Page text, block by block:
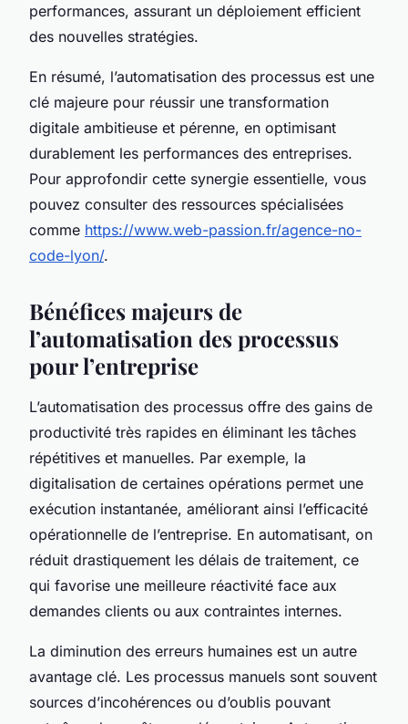
performances, assurant un déploiement efficient
des nouvelles stratégies.
En résumé, l’automatisation des processus est une
clé majeure pour réussir une transformation
digitale ambitieuse et pérenne, en optimisant
durablement les performances des entreprises.
Pour approfondir cette synergie essentielle, vous
pouvez consulter des ressources spécialisées
comme https://www.web-passion.fr/agence-no-
code-lyon/.
Bénéfices majeurs de
l’automatisation des processus
pour l’entreprise
L’automatisation des processus offre des gains de
productivité très rapides en éliminant les tâches
répétitives et manuelles. Par exemple, la
digitalisation de certaines opérations permet une
exécution instantanée, améliorant ainsi l’efficacité
opérationnelle de l’entreprise. En automatisant, on
réduit drastiquement les délais de traitement, ce
qui favorise une meilleure réactivité face aux
demandes clients ou aux contraintes internes.
La diminution des erreurs humaines est un autre
avantage clé. Les processus manuels sont souvent
sources d’incohérences ou d’oublis pouvant